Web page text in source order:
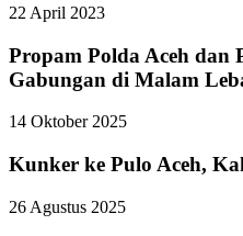
22 April 2023
Propam Polda Aceh dan
Gabungan di Malam
14 Oktober 2025
Kunker ke Pulo Aceh,
26 Agustus 2025